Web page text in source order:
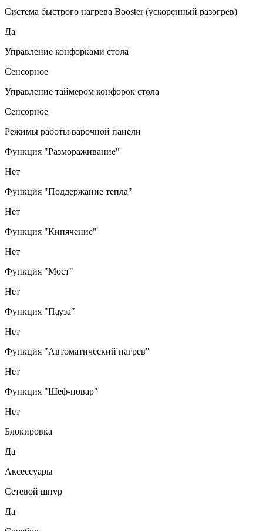
Система быстрого нагрева Booster (ускоренный разогрев)
Да
Управление конфорками стола
Сенсорное
Управление таймером конфорок стола
Сенсорное
Режимы работы варочной панели
Функция "Размораживание"
Нет
Функция "Поддержание тепла"
Нет
Функция "Кипячение"
Нет
Функция "Мост"
Нет
Функция "Пауза"
Нет
Функция "Автоматический нагрев"
Нет
Функция "Шеф-повар"
Нет
Блокировка
Да
Аксессуары
Сетевой шнур
Да